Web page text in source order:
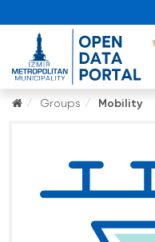
Groups Mobility